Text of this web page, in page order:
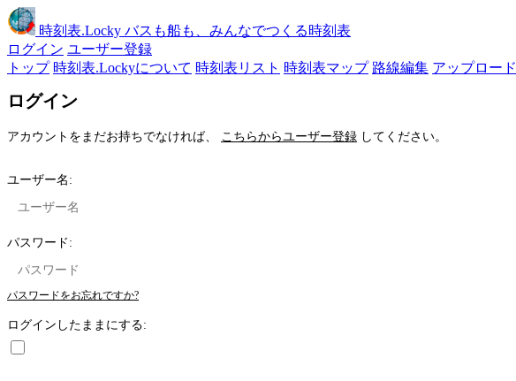
時刻表.Locky バスも船も、みんなでつくる時刻表
ログイン ユーザー登録
トップ 時刻表.Lockyについて 時刻表リスト 時刻表マップ 路線編集 アップロード
ログイン
アカウントをまだお持ちでなければ、 こちらからユーザー登録 してください。
ユーザー名:
パスワード:
パスワードをお忘れですか?
ログインしたままにする: